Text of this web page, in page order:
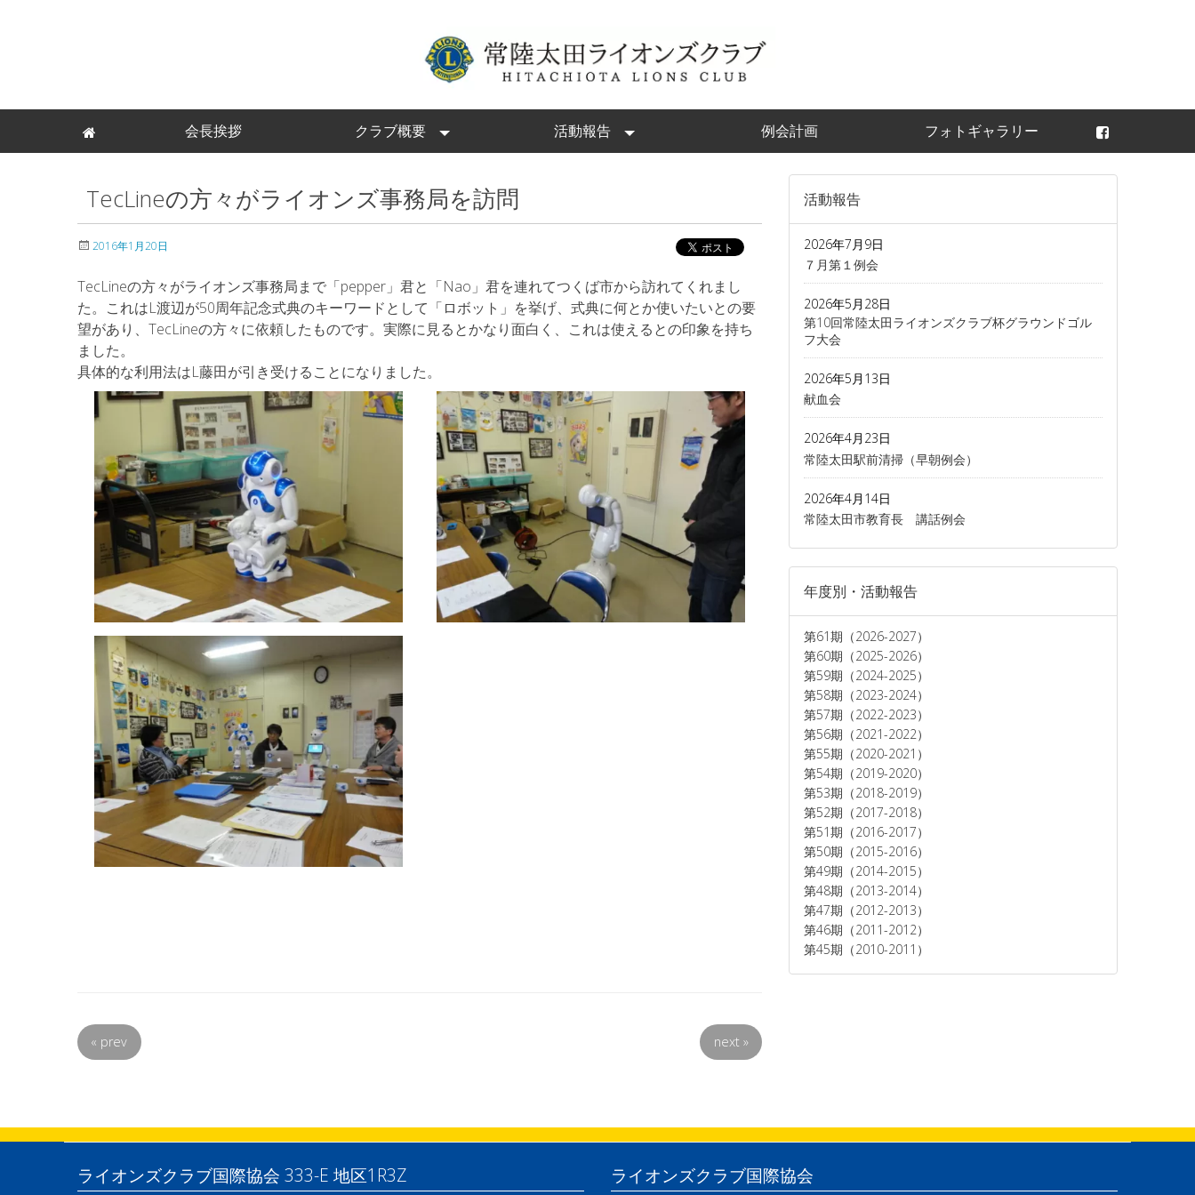
会長挨拶 クラブ概要 活動報告 例会計画 フォトギャラリー
TecLineの方々がライオンズ事務局を訪問
2016年1月20日
TecLineの方々がライオンズ事務局まで「pepper」君と「Nao」君を連れてつくば市から訪れてくれまし
た。これはL渡辺が50周年記念式典のキーワードとして「ロボット」を挙げ、式典に何とか使いたいとの要
望があり、TecLineの方々に依頼したものです。実際に見るとかなり面白く、これは使えるとの印象を持ち
ました。
具体的な利用法はL藤田が引き受けることになりました。
« prev next »
活動報告
2026年7月9日
７月第１例会
2026年5月28日
第10回常陸太田ライオンズクラブ杯グラウンドゴル
フ大会
2026年5月13日
献血会
2026年4月23日
常陸太田駅前清掃（早朝例会）
2026年4月14日
常陸太田市教育長 講話例会
年度別・活動報告
第61期（2026-2027）
第60期（2025-2026）
第59期（2024-2025）
第58期（2023-2024）
第57期（2022-2023）
第56期（2021-2022）
第55期（2020-2021）
第54期（2019-2020）
第53期（2018-2019）
第52期（2017-2018）
第51期（2016-2017）
第50期（2015-2016）
第49期（2014-2015）
第48期（2013-2014）
第47期（2012-2013）
第46期（2011-2012）
第45期（2010-2011）
ライオンズクラブ国際協会 333-E 地区1R3Z ライオンズクラブ国際協会